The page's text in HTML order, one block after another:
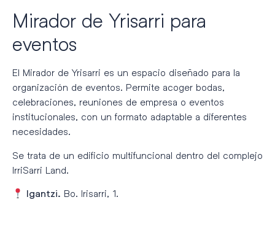
Mirador de Yrisarri para
eventos
El Mirador de Yrisarri es un espacio diseñado para la
organización de eventos. Permite acoger bodas,
celebraciones, reuniones de empresa o eventos
institucionales, con un formato adaptable a diferentes
necesidades.
Se trata de un edificio multifuncional dentro del complejo
IrriSarri Land.
Igantzi. Bo. Irisarri, 1.